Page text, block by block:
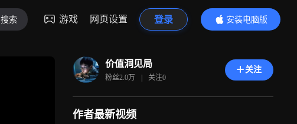
搜索 游戏 网页设置 登录
安装电脑版
内容更精彩
价值洞见局
粉丝2.0万 | 关注0
关注
作者最新视频